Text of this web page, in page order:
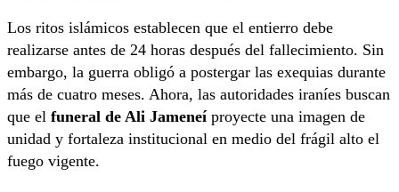
Los ritos islámicos establecen que el entierro debe
realizarse antes de 24 horas después del fallecimiento. Sin
embargo, la guerra obligó a postergar las exequias durante
más de cuatro meses. Ahora, las autoridades iraníes buscan
que el funeral de Ali Jameneíproyecte una imagen de
unidad y fortaleza institucional en medio del frágil alto el
fuego vigente.